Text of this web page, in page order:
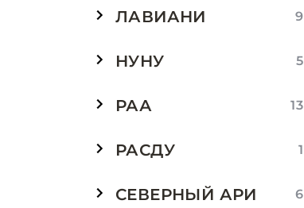
ЛАВИАНИ 9
НУНУ 5
РАА 13
РАСДУ 1
СЕВЕРНЫЙ АРИ 6